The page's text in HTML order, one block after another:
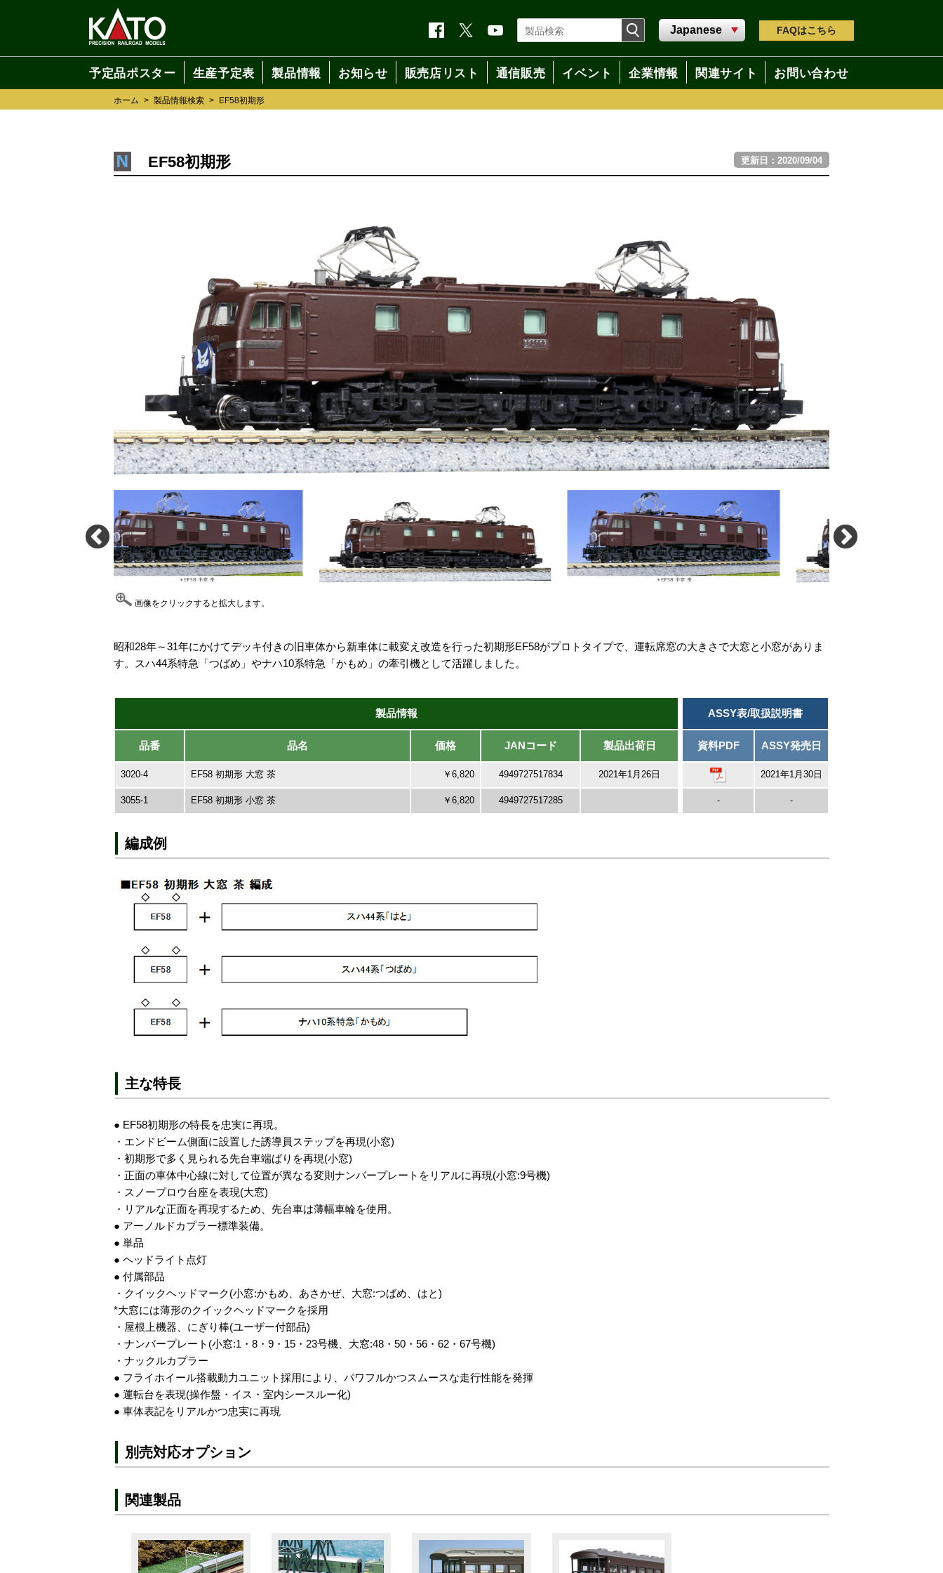
FAQはこちら
予定品ポスター 生産予定表 製品情報 お知らせ 販売店リスト 通信販売 イベント 企業情報 関連サイト お問い合わせ
ホーム > 製品情報検索 > EF58初期形
EF58初期形 更新日：2020/09/04
画像をクリックすると拡大します。
昭和28年～31年にかけてデッキ付きの旧車体から新車体に載変え改造を行った初期形EF58がプロトタイプで、運転席窓の大きさで大窓と小窓がありま
す。スハ44系特急「つばめ」やナハ10系特急「かもめ」の牽引機として活躍しました。
製品情報 ASSY表/取扱説明書
品番 品名 価格 JANコード 製品出荷日 資料PDF ASSY発売日
3020-4 EF58 初期形 大窓 茶 ￥6,820 4949727517834 2021年1月26日 2021年1月30日
3055-1 EF58 初期形 小窓 茶 ￥6,820 4949727517285 - -
編成例
主な特長
● EF58初期形の特長を忠実に再現。
・エンドビーム側面に設置した誘導員ステップを再現(小窓)
・初期形で多く見られる先台車端ばりを再現(小窓)
・正面の車体中心線に対して位置が異なる変則ナンバープレートをリアルに再現(小窓:9号機)
・スノープロウ台座を表現(大窓)
・リアルな正面を再現するため、先台車は薄幅車輪を使用。
● アーノルドカプラー標準装備。
● 単品
● ヘッドライト点灯
● 付属部品
・クイックヘッドマーク(小窓:かもめ、あさかぜ、大窓:つばめ、はと)
*大窓には薄形のクイックヘッドマークを採用
・屋根上機器、にぎり棒(ユーザー付部品)
・ナンバープレート(小窓:1・8・9・15・23号機、大窓:48・50・56・62・67号機)
・ナックルカプラー
● フライホイール搭載動力ユニット採用により、パワフルかつスムースな走行性能を発揮
● 運転台を表現(操作盤・イス・室内シースルー化)
● 車体表記をリアルかつ忠実に再現
別売対応オプション
関連製品